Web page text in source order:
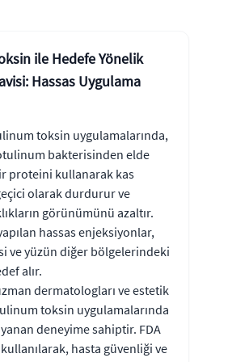
ile Hedefe Yönelik
Hassas Uygulama
toksin uygulamalarında,
bakterisinden elde
proteini kullanarak kas
olarak durdurur ve
görünümünü azaltır.
hassas enjeksiyonlar,
ve yüzün diğer bölgelerindeki
alır.
dermatologları ve estetik
toksin uygulamalarında
deneyime sahiptir. FDA
hasta güvenliği ve